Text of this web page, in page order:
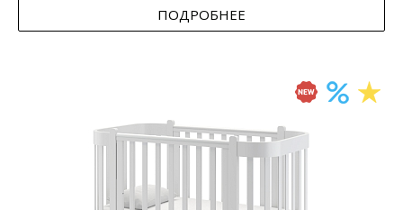
ПОДРОБНЕЕ